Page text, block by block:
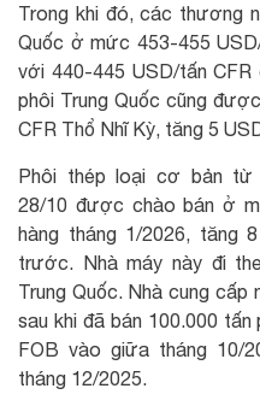
Trong khi đó, các thương
Quốc ở mức 453-455
với 440-445 USD/tấn
phôi Trung Quốc cũng
CFR Thổ Nhĩ Kỳ, tăng 5
Phôi thép loại cơ bản từ
28/10 được chào bán ở
hàng tháng 1/2026, tăng
trước. Nhà máy này đi
Trung Quốc. Nhà cung cấp
sau khi đã bán 100.000
FOB vào giữa tháng 10/
tháng 12/2025.